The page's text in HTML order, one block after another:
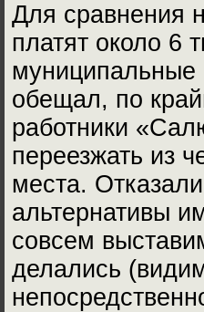
Для сравнения
платят около 6
муниципальные
обещал, по
работники
переезжать из
места.
альтернативы
совсем
делались